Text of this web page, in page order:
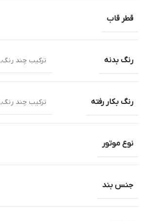
قطر قاب
رنگ بدنه ترکیب چند رنگ,
رنگ بکار رفته ترکیب چند رنگ,
نوع موتور
جنس بند